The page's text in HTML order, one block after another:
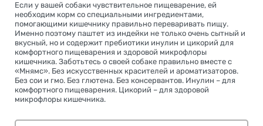
Если у вашей собаки чувствительное пищеварение, ей
необходим корм со специальными ингредиентами,
помогающими кишечнику правильно переваривать пищу.
Именно поэтому паштет из индейки не только очень сытный и
вкусный, но и содержит пребиотики инулин и цикорий для
комфортного пищеварения и здоровой микрофлоры
кишечника. Заботьтесь о своей собаке правильно вместе с
«Мнямс». Без искусственных красителей и ароматизаторов.
Без сои и гмо. Без глютена. Без консервантов. Инулин – для
комфортного пищеварения. Цикорий – для здоровой
микрофлоры кишечника.